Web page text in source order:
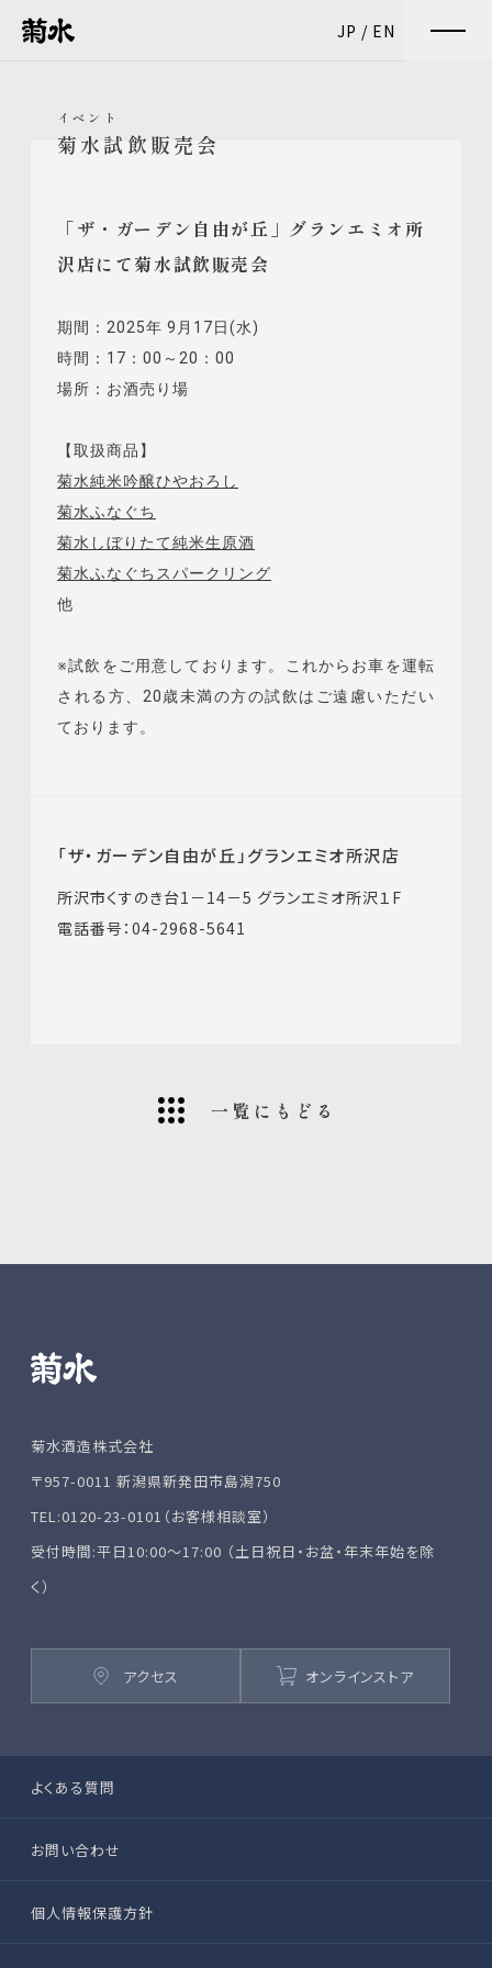
JP / EN
イベント
菊水試飲販売会
「ザ・ガーデン自由が丘」グランエミオ所
沢店にて菊水試飲販売会
期間：2025年 9月17日(水)
時間：17：00～20：00
場所：お酒売り場
【取扱商品】
菊水純米吟醸ひやおろし
菊水ふなぐち
菊水しぼりたて純米生原酒
菊水ふなぐちスパークリング
他
※試飲をご用意しております。これからお車を運転
される方、20歳未満の方の試飲はご遠慮いただい
ております。
「ザ・ガーデン自由が丘」グランエミオ所沢店
所沢市くすのき台1－14－5 グランエミオ所沢１F
電話番号：04-2968-5641
一覧にもどる
菊水酒造株式会社
〒957-0011 新潟県新発田市島潟750
TEL:0120-23-0101（お客様相談室）
受付時間:平日10:00～17:00 （土日祝日・お盆・年末年始を除
く）
アクセス オンラインストア
よくある質問
お問い合わせ
個人情報保護方針